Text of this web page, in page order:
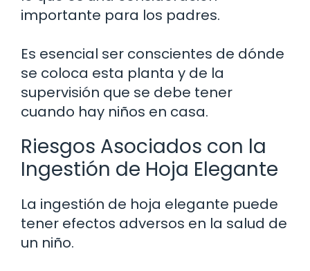
importante para los padres.
Es esencial ser conscientes de dónde
se coloca esta planta y de la
supervisión que se debe tener
cuando hay niños en casa.
Riesgos Asociados con la
Ingestión de Hoja Elegante
La ingestión de hoja elegante puede
tener efectos adversos en la salud de
un niño.